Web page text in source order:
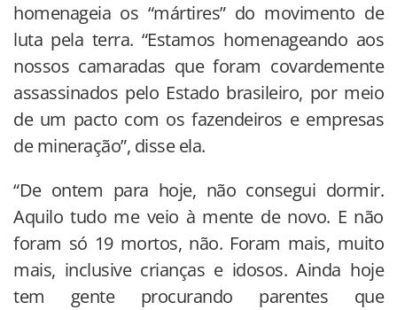
homenageia os “mártires” do movimento de
luta pela terra. “Estamos homenageando aos
nossos camaradas que foram covardemente
assassinados pelo Estado brasileiro, por meio
de um pacto com os fazendeiros e empresas
de mineração”, disse ela.
“De ontem para hoje, não consegui dormir.
Aquilo tudo me veio à mente de novo. E não
foram só 19 mortos, não. Foram mais, muito
mais, inclusive crianças e idosos. Ainda hoje
tem gente procurando parentes que